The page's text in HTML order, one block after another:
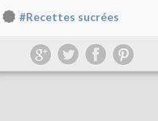
#Recettes sucrées